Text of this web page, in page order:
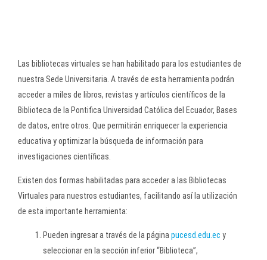
Las bibliotecas virtuales se han habilitado para los estudiantes de
nuestra Sede Universitaria. A través de esta herramienta podrán
acceder a miles de libros, revistas y artículos científicos de la
Biblioteca de la Pontifica Universidad Católica del Ecuador, Bases
de datos, entre otros. Que permitirán enriquecer la experiencia
educativa y optimizar la búsqueda de información para
investigaciones científicas.
Existen dos formas habilitadas para acceder a las Bibliotecas
Virtuales para nuestros estudiantes, facilitando así la utilización
de esta importante herramienta:
Pueden ingresar a través de la página pucesd.edu.ec y
seleccionar en la sección inferior “Biblioteca”,